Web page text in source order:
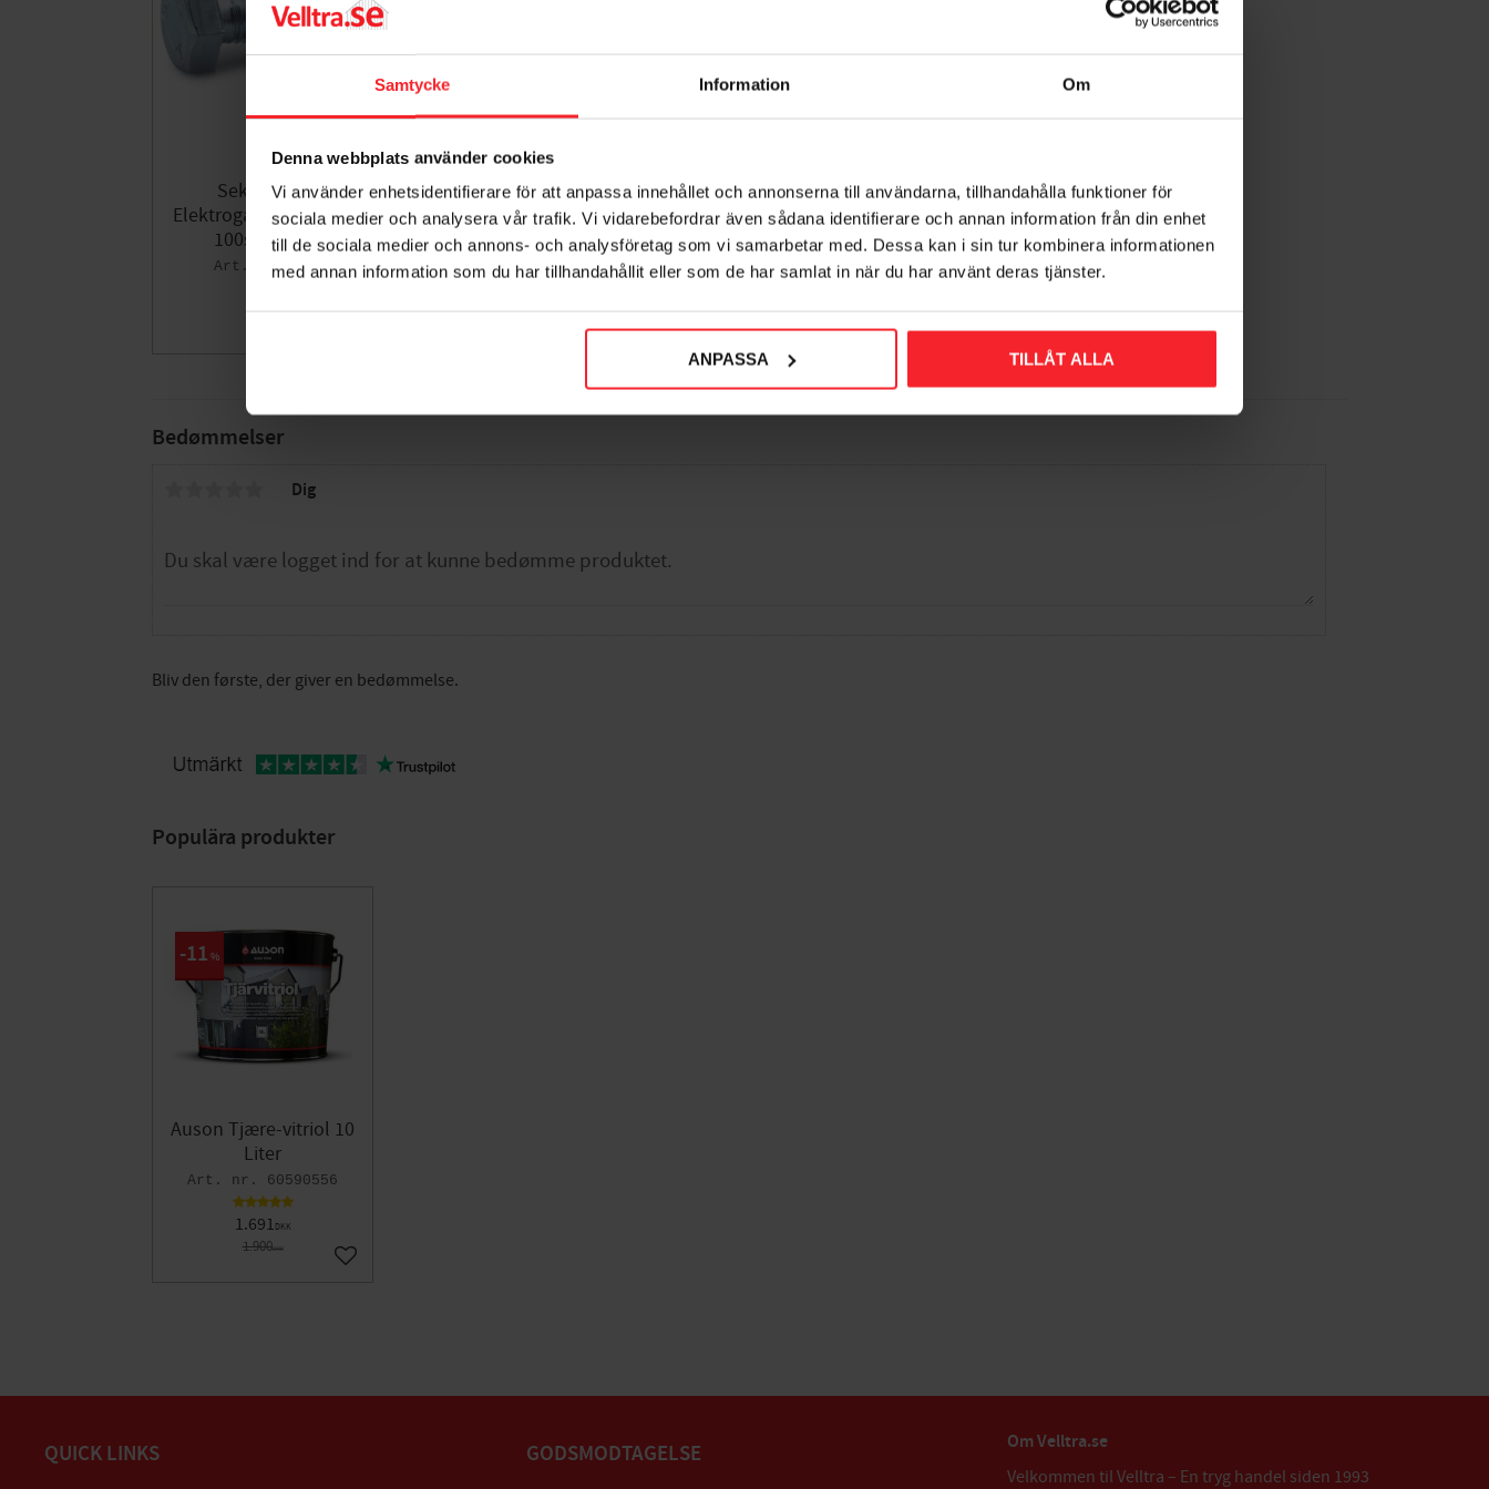
Samtycke Information Om
Denna webbplats använder cookies
Vi använder enhetsidentifierare för att anpassa innehållet och annonserna till användarna, tillhandahålla funktioner för
sociala medier och analysera vår trafik. Vi vidarebefordrar även sådana identifierare och annan information från din enhet
till de sociala medier och annons- och analysföretag som vi samarbetar med. Dessa kan i sin tur kombinera informationen
med annan information som du har tillhandahållit eller som de har samlat in när du har använt deras tjänster.
ANPASSA TILLÅT ALLA
Bedømmelser
Dig
Bliv den første, der giver en bedømmelse.
Sekskantskrue 8,8
Elektrogalvaniseret M10x20h
100stk Fast 276081
005244634
Populära produkter
Auson Tjære-vitriol 10
Liter
60590556
1.691DKK
1.900DKK
11 %
Gem som favorit
QUICK LINKS GODSMODTAGELSE Om Velltra.se
Velkommen til Velltra – En tryg handel siden 1993